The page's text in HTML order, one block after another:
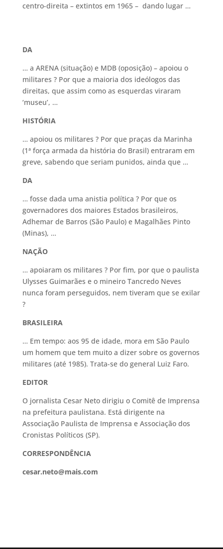
centro-direita – extintos em 1965 – dando lugar …
DA
… a ARENA (situação) e MDB (oposição) – apoiou o
militares ? Por que a maioria dos ideólogos das
direitas, que assim como as esquerdas viraram
‘museu’, …
HISTÓRIA
… apoiou os militares ? Por que praças da Marinha
(1ª força armada da história do Brasil) entraram em
greve, sabendo que seriam punidos, ainda que …
DA
… fosse dada uma anistia política ? Por que os
governadores dos maiores Estados brasileiros,
Adhemar de Barros (São Paulo) e Magalhães Pinto
(Minas), …
NAÇÃO
… apoiaram os militares ? Por fim, por que o paulista
Ulysses Guimarães e o mineiro Tancredo Neves
nunca foram perseguidos, nem tiveram que se exilar
?
BRASILEIRA
… Em tempo: aos 95 de idade, mora em São Paulo
um homem que tem muito a dizer sobre os governos
militares (até 1985). Trata-se do general Luiz Faro.
EDITOR
O jornalista Cesar Neto dirigiu o Comitê de Imprensa
na prefeitura paulistana. Está dirigente na
Associação Paulista de Imprensa e Associação dos
Cronistas Políticos (SP).
CORRESPONDÊNCIA
cesar.neto@mais.com